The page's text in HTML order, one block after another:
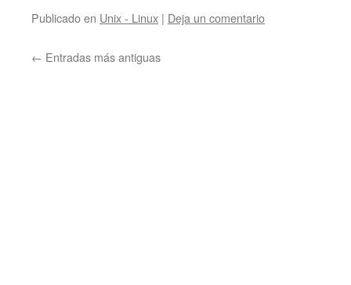
Publicado en Unix - Linux | Deja un comentario
← Entradas más antiguas